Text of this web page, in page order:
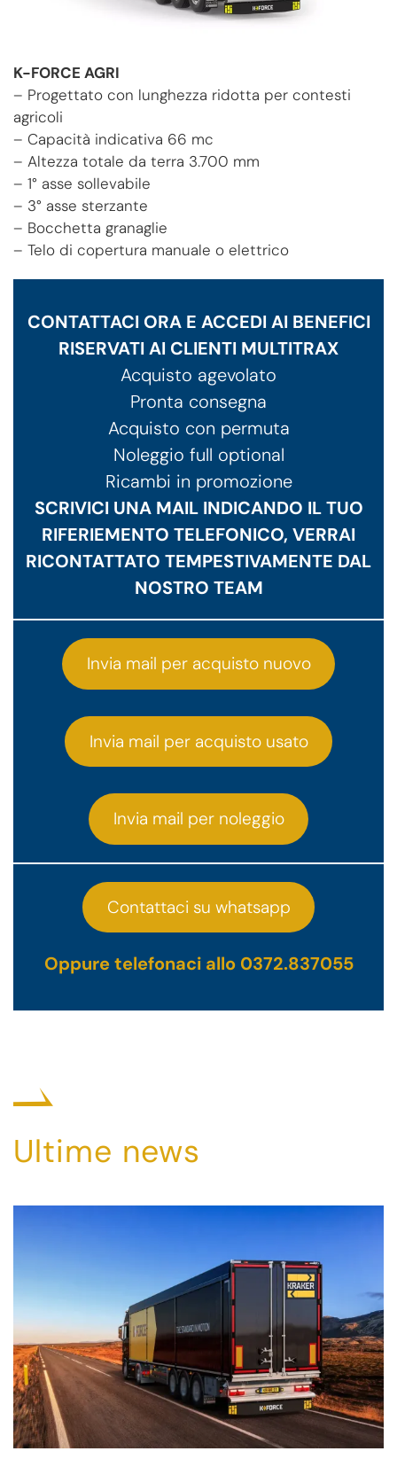
K-FORCE AGRI
– Progettato con lunghezza ridotta per contesti
agricoli
– Capacità indicativa 66 mc
– Altezza totale da terra 3.700 mm
– 1° asse sollevabile
– 3° asse sterzante
– Bocchetta granaglie
– Telo di copertura manuale o elettrico
CONTATTACI ORA E ACCEDI AI BENEFICI
RISERVATI AI CLIENTI MULTITRAX
Acquisto agevolato
Pronta consegna
Acquisto con permuta
Noleggio full optional
Ricambi in promozione
SCRIVICI UNA MAIL INDICANDO IL TUO
RIFERIEMENTO TELEFONICO, VERRAI
RICONTATTATO TEMPESTIVAMENTE DAL
NOSTRO TEAM
Invia mail per acquisto nuovo
Invia mail per acquisto usato
Invia mail per noleggio
Contattaci su whatsapp
Oppure telefonaci allo 0372.837055
Ultime news